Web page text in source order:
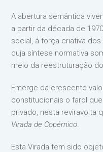
A abertura semântica
a partir da década de
social, à força criativa
cuja síntese normativa
meio da reestruturação
Emerge da crescente
constitucionais o farol
privado, nesta reviravolta
Virada de Copérnico.
Esta Virada tem sido